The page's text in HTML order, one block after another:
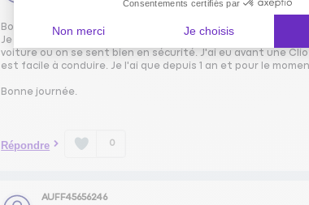
12:10
Bonjour,
Je trouve cette voiture parfaite pour la ville moi même je
voiture ou on se sent bien en sécurité. J'ai eu avant une
est facile à conduire. Je l'ai que depuis 1 an et pour le
Bonne journée.
Répondre 0
AUFF45656246
Consentements certifiés par
Non merci Je choisis